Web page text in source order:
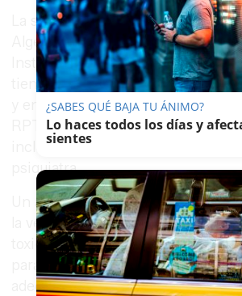
La sección sindical de Acaip
Algeciras reivindica a la secretaría
Instituciones Penitenciarias la
tienen todos los centros
y en especial el algecireño, de
RPT de facultativos y de una vez
incluya en la misma la tan
psiquiatra.
Un alto porcentaje de la población
la vez problemas de salud mental
toxicomanías, son las llamadas
para poder prestarse una
adecuada se debe contar con el
¿SABES QUÉ BAJA TU ÁNIMO?
Lo haces todos los días y
sientes